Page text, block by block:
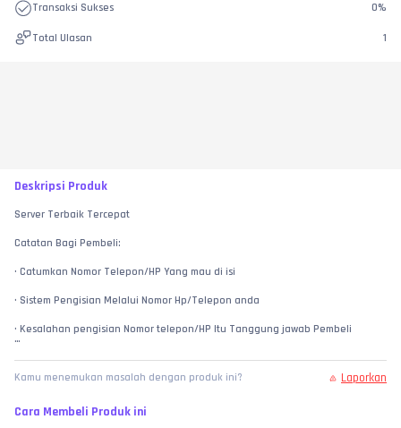
Transaksi Sukses 0%
Total Ulasan 1
Deskripsi Produk
Server Terbaik Tercepat
Catatan Bagi Pembeli:
• Catumkan Nomor Telepon/HP Yang mau di isi
• Sistem Pengisian Melalui Nomor Hp/Telepon anda
• Kesalahan pengisian Nomor telepon/HP Itu Tanggung jawab Pembeli
• Pembeli Yang sudah Terlanjur Membeli Tidak Bisa Di refund Kembali
• Proses Pengiriman 1-2 Menit selama kami online
Kamu menemukan masalah dengan produk ini? Laporkan
Cara Membeli Produk ini